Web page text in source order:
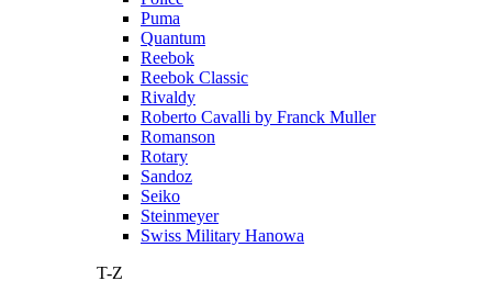
Puma
Quantum
Reebok
Reebok Classic
Rivaldy
Roberto Cavalli by Franck Muller
Romanson
Rotary
Sandoz
Seiko
Steinmeyer
Swiss Military Hanowa
T-Z